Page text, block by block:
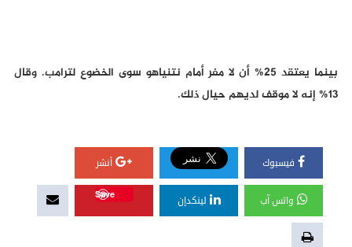
بينما يعتقد 25% أن لا مفر أمام نتنياهو سوى الخضوع لترامب. وقال
13% إنه لا موقف لديهم حيال ذلك.
فيسبوك أنشر
واتس آب لينكدإن
Save